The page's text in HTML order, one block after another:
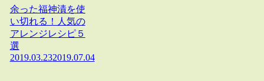
余った福神漬を使
い切れる！人気の
アレンジレシピ５
選
2019.03.232019.07.04